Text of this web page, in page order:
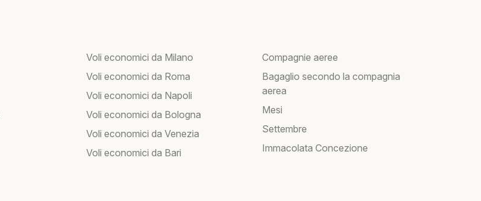
Voli economici da Milano
Voli economici da Roma
Voli economici da Napoli
Voli economici da Bologna
Voli economici da Venezia
Voli economici da Bari
Compagnie aeree
Bagaglio secondo la compagnia
aerea
Mesi
Settembre
Immacolata Concezione